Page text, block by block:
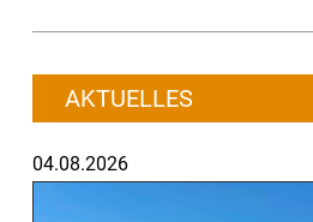
AKTUELLES
04.08.2026